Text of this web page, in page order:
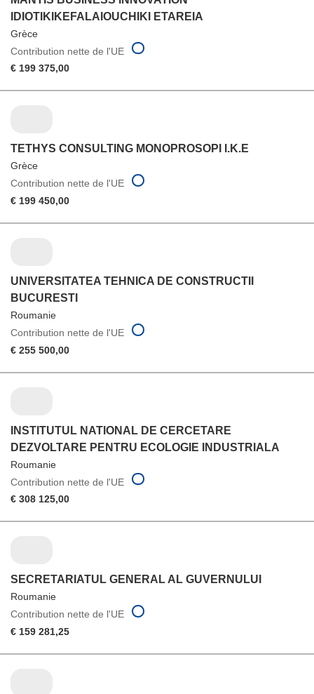
IDIOTIKIKEFALAIOUCHIKI ETAREIA
Grèce
Contribution nette de l'UE
€ 199 375,00
TETHYS CONSULTING MONOPROSOPI I.K.E
Grèce
Contribution nette de l'UE
€ 199 450,00
UNIVERSITATEA TEHNICA DE CONSTRUCTII
BUCURESTI
Roumanie
Contribution nette de l'UE
€ 255 500,00
INSTITUTUL NATIONAL DE CERCETARE
DEZVOLTARE PENTRU ECOLOGIE INDUSTRIALA
Roumanie
Contribution nette de l'UE
€ 308 125,00
SECRETARIATUL GENERAL AL GUVERNULUI
Roumanie
Contribution nette de l'UE
€ 159 281,25